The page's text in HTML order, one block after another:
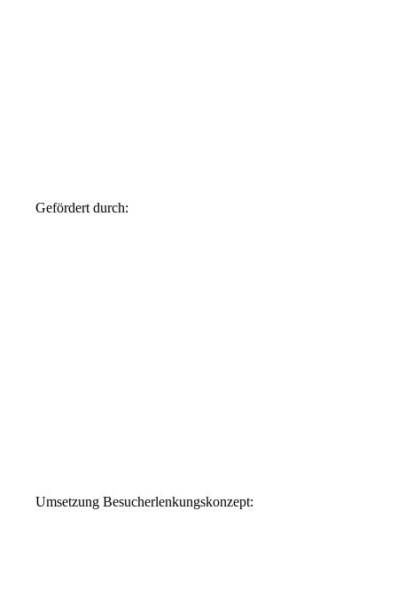
Gefördert durch:
Umsetzung Besucherlenkungskonzept: